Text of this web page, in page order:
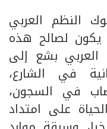
النظم العربي
لصالح هذه
العربي بشع إلى
في الشارع،
في السجون،
على امتداد